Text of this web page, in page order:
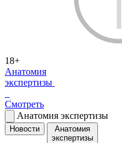
18+
Анатомия
экспертизы
Смотреть
Анатомия экспертизы
Новости
Анатомия
экспертизы